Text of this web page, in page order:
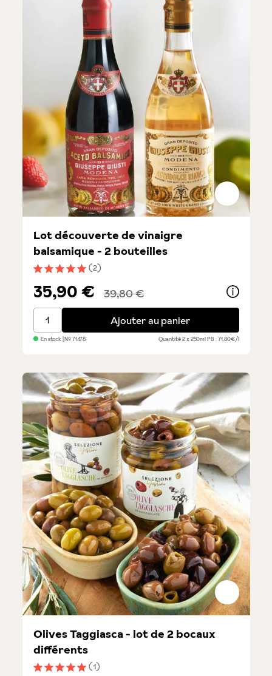
Note moyenne de 5 sur 5 étoiles
(2)
Lot découverte de vinaigre
balsamique - 2 bouteilles
35,90 € 39,80 €
Lot découverte de vinaigre balsamique - 2 bouteilles
Ajouter au panier
En stock | №71478 Quantité2 x 250mlPB : 71,80€/l
(1)
Olives Taggiasca - lot de 2 bocaux
différents